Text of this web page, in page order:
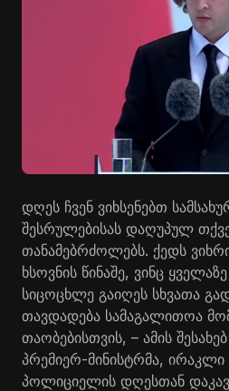
დღეს ჩვენ ვიხსენებთ
შესრულებისას დაღუპულ
თანამებრძოლებს. ქედს
ხსოვნის წინაშე, ვინც
სიცოცხლე გაიღეს სხვათა
თავდადება სამაგალითოა
თაობებისთვის, – ამის
პრემიერ-მინისტრმა, ირაკლი
პოლიციელის დღესთან